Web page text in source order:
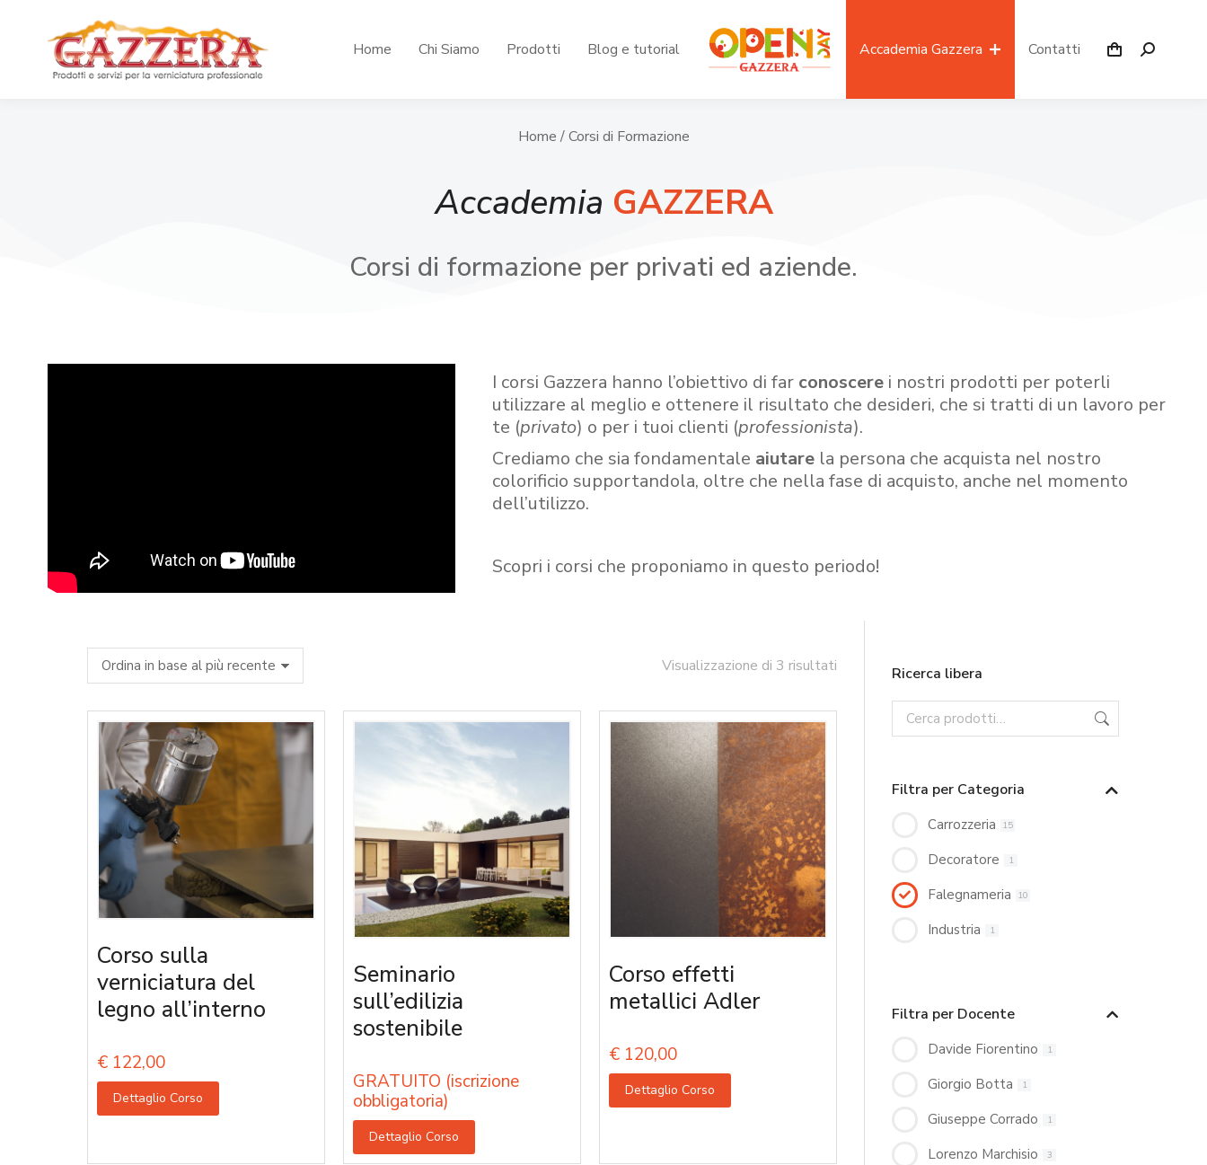
Home Chi Siamo Prodotti Blog e tutorial Accademia Gazzera Contatti
Home / Corsi di Formazione
Accademia GAZZERA
Corsi di formazione per privati ed aziende.
I corsi Gazzera hanno l’obiettivo di far conoscerei nostri prodotti per poterli
utilizzare al meglio e ottenere il risultato che desideri, che si tratti di un lavoro per
te (privato) o per i tuoi clienti (professionista).
Crediamo che sia fondamentale aiutare la persona che acquista nel nostro
colorificio supportandola, oltre che nella fase di acquisto, anche nel momento
dell’utilizzo.
Scopri i corsi che proponiamo in questo periodo!
Visualizzazione di 3 risultati
Corso sulla
verniciatura del
legno all’interno
€ 122,00
Dettaglio Corso
Seminario
sull’edilizia
sostenibile
GRATUITO (iscrizione
obbligatoria)
Dettaglio Corso
Corso effetti
metallici Adler
€ 120,00
Dettaglio Corso
Ricerca libera
Filtra per Categoria
Carrozzeria 15
Decoratore 1
Falegnameria 10
Industria 1
Filtra per Docente
Davide Fiorentino 1
Giorgio Botta 1
Giuseppe Corrado 1
Lorenzo Marchisio 3